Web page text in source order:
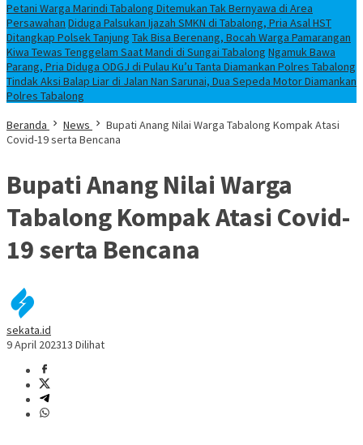
Petani Warga Marindi Tabalong Ditemukan Tak Bernyawa di Area
Persawahan Diduga Palsukan Ijazah SMKN di Tabalong, Pria Asal HST
Ditangkap Polsek Tanjung Tak Bisa Berenang, Bocah Warga Pamarangan
Kiwa Tewas Tenggelam Saat Mandi di Sungai Tabalong Ngamuk Bawa
Parang, Pria Diduga ODGJ di Pulau Ku’u Tanta Diamankan Polres Tabalong
Tindak Aksi Balap Liar di Jalan Nan Sarunai, Dua Sepeda Motor Diamankan
Polres Tabalong
Beranda
News
Bupati Anang Nilai Warga Tabalong Kompak Atasi
Covid-19 serta Bencana
Bupati Anang Nilai Warga
Tabalong Kompak Atasi Covid-
19 serta Bencana
sekata.id
9 April 202313 Dilihat